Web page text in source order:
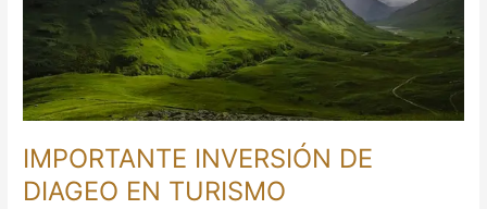
IMPORTANTE INVERSIÓN DE
DIAGEO EN TURISMO
TURISMO